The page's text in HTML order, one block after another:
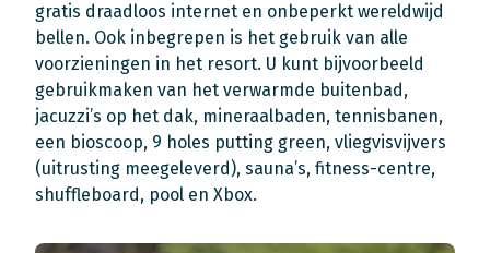
gratis draadloos internet en onbeperkt wereldwijd
bellen. Ook inbegrepen is het gebruik van alle
voorzieningen in het resort. U kunt bijvoorbeeld
gebruikmaken van het verwarmde buitenbad,
jacuzzi’s op het dak, mineraalbaden, tennisbanen,
een bioscoop, 9 holes putting green, vliegvisvijvers
(uitrusting meegeleverd), sauna’s, fitness-centre,
shuffleboard, pool en Xbox.